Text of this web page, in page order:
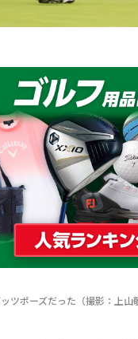
ツポーズだった（撮影：上山